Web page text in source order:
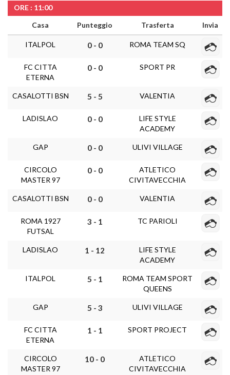
ORE : 11:00
Casa
Punteggio Trasferta Invia
ITALPOL 0 - 0 ROMA TEAM SQ
FC CITTA
ETERNA
0 - 0 SPORT PR
CASALOTTI BSN 5 - 5 VALENTIA
LADISLAO 0 - 0
LIFE STYLE
ACADEMY
GAP 0 - 0 ULIVI VILLAGE
CIRCOLO
MASTER 97
0 - 0
ATLETICO
CIVITAVECCHIA
CASALOTTI BSN 0 - 0 VALENTIA
ROMA 1927
FUTSAL
3 - 1 TC PARIOLI
LADISLAO 1 - 12
LIFE STYLE
ACADEMY
ITALPOL 5 - 1
ROMA TEAM SPORT
QUEENS
GAP 5 - 3 ULIVI VILLAGE
FC CITTA
ETERNA
1 - 1 SPORT PROJECT
CIRCOLO
MASTER 97
10 - 0
ATLETICO
CIVITAVECCHIA